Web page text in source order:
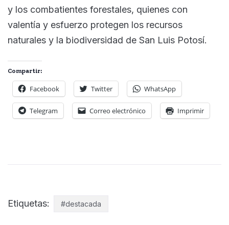
y los combatientes forestales, quienes con
valentía y esfuerzo protegen los recursos
naturales y la biodiversidad de San Luis Potosí.
Compartir:
Facebook Twitter WhatsApp
Telegram Correo electrónico Imprimir
Etiquetas: #destacada